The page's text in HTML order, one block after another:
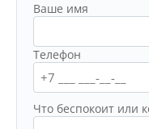
Ваше имя
Телефон
Что беспокоит или